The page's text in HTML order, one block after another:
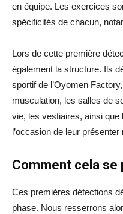
en équipe. Les exercices
spécificités de chacun,
Lors de cette première
également la structure. Ils
sportif de l’Oyomen
musculation, les salles de
vie, les vestiaires, ainsi que
l’occasion de leur
Comment cela se
Ces premières détections
phase. Nous resserrons